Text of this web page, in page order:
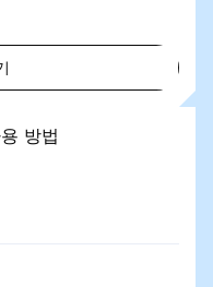
방법